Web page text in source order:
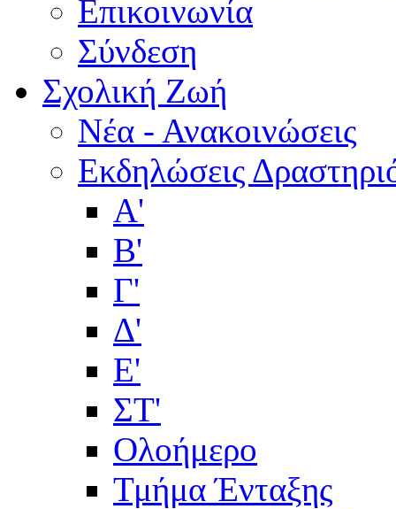
Επικοινωνία
Σύνδεση
Σχολική Ζωή
Νέα - Ανακοινώσεις
Εκδηλώσεις
Α'
Β'
Γ'
Δ'
Ε'
ΣΤ'
Ολοήμερο
Τμήμα Ένταξης